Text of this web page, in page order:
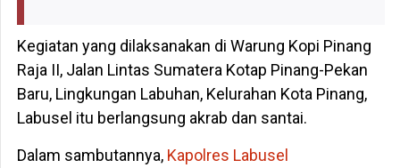
Kegiatan yang dilaksanakan di Warung Kopi Pinang
Raja II, Jalan Lintas Sumatera Kotap Pinang-Pekan
Baru, Lingkungan Labuhan, Kelurahan Kota Pinang,
Labusel itu berlangsung akrab dan santai.
Dalam sambutannya, Kapolres Labusel